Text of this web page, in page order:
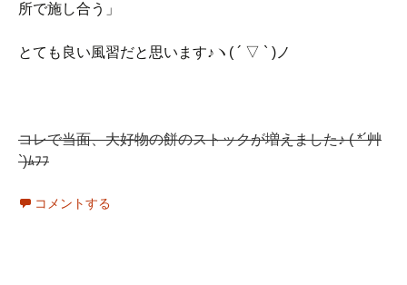
所で施し合う」
とても良い風習だと思います♪ヽ( ´ ▽ ` )ノ
コレで当面、大好物の餅のストックが増えました♪ ( *´艸
`)ﾑﾌﾌ
コメントする